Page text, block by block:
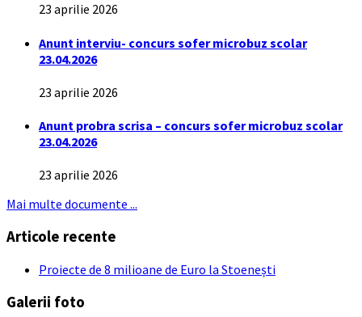
23 aprilie 2026
Anunt interviu- concurs sofer microbuz scolar
23.04.2026
23 aprilie 2026
Anunt probra scrisa – concurs sofer microbuz scolar
23.04.2026
23 aprilie 2026
Mai multe documente ...
Articole recente
Proiecte de 8 milioane de Euro la Stoenești
Galerii foto